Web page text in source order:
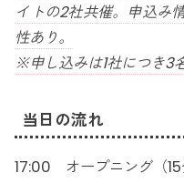
イトの2社共催。申込み
性あり。
※申し込みは1社につき3
当日の流れ
17:00 オープニング（15